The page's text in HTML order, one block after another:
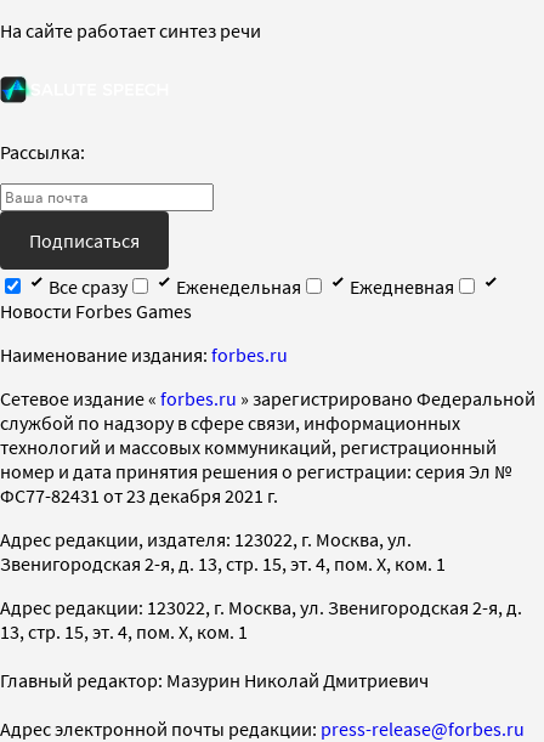
На сайте работает синтез речи
Рассылка:
Подписаться
Все сразу
Еженедельная
Ежедневная
Новости Forbes Games
Наименование издания: forbes.ru
Cетевое издание « forbes.ru » зарегистрировано Федеральной
службой по надзору в сфере связи, информационных
технологий и массовых коммуникаций, регистрационный
номер и дата принятия решения о регистрации: серия Эл №
ФС77-82431 от 23 декабря 2021 г.
Адрес редакции, издателя: 123022, г. Москва, ул.
Звенигородская 2-я, д. 13, стр. 15, эт. 4, пом. X, ком. 1
Адрес редакции: 123022, г. Москва, ул. Звенигородская 2-я, д.
13, стр. 15, эт. 4, пом. X, ком. 1
Главный редактор: Мазурин Николай Дмитриевич
Адрес электронной почты редакции: press-release@forbes.ru